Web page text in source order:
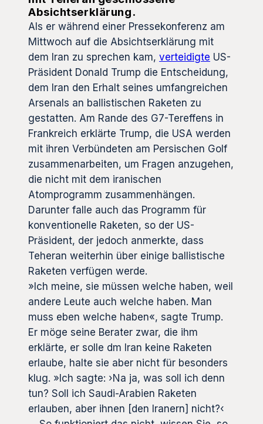
Absichtserklärung.
Als er während einer Pressekonferenz am
Mittwoch auf die Absichtserklärung mit
dem Iran zu sprechen kam, verteidigte US-
Präsident Donald Trump die Entscheidung,
dem Iran den Erhalt seines umfangreichen
Arsenals an ballistischen Raketen zu
gestatten. Am Rande des G7-Tereffens in
Frankreich erklärte Trump, die USA werden
mit ihren Verbündeten am Persischen Golf
zusammenarbeiten, um Fragen anzugehen,
die nicht mit dem iranischen
Atomprogramm zusammenhängen.
Darunter falle auch das Programm für
konventionelle Raketen, so der US-
Präsident, der jedoch anmerkte, dass
Teheran weiterhin über einige ballistische
Raketen verfügen werde.
»Ich meine, sie müssen welche haben, weil
andere Leute auch welche haben. Man
muss eben welche haben«, sagte Trump.
Er möge seine Berater zwar, die ihm
erklärte, er solle dm Iran keine Raketen
erlaube, halte sie aber nicht für besonders
klug. »Ich sagte: ›Na ja, was soll ich denn
tun? Soll ich Saudi-Arabien Raketen
erlauben, aber ihnen [den Iranern] nicht?‹